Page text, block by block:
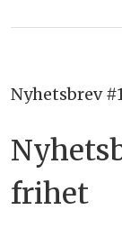
Nyhetsbrev
frihet